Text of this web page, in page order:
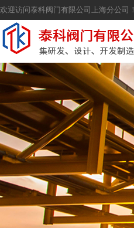
欢迎访问泰科阀门有限公司上海分公司！